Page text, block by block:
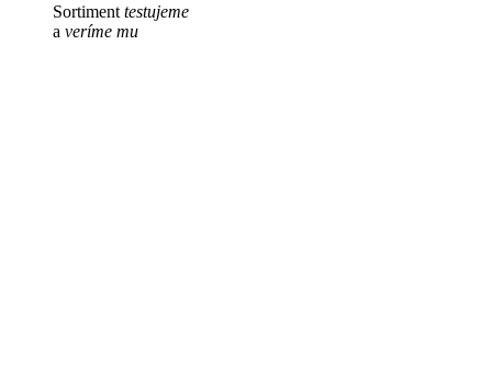
Sortiment testujeme
a veríme mu